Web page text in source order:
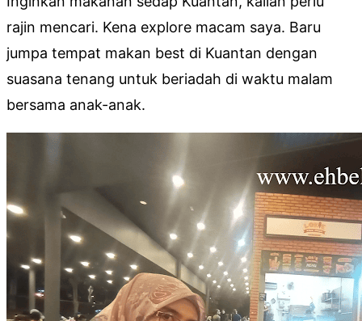
rajin mencari. Kena explore macam saya. Baru
jumpa tempat makan best di Kuantan dengan
suasana tenang untuk beriadah di waktu malam
bersama anak-anak.